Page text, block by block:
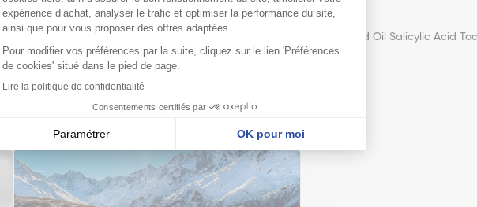
Minérale Glycine Soja (Soybean) Oil Ricinus Communis (Castor) Seed Oil Salicylic Acid
Iron Oxides (CI 77491) Iron Oxides (CI 77492) Iron Oxides (CI 77499).